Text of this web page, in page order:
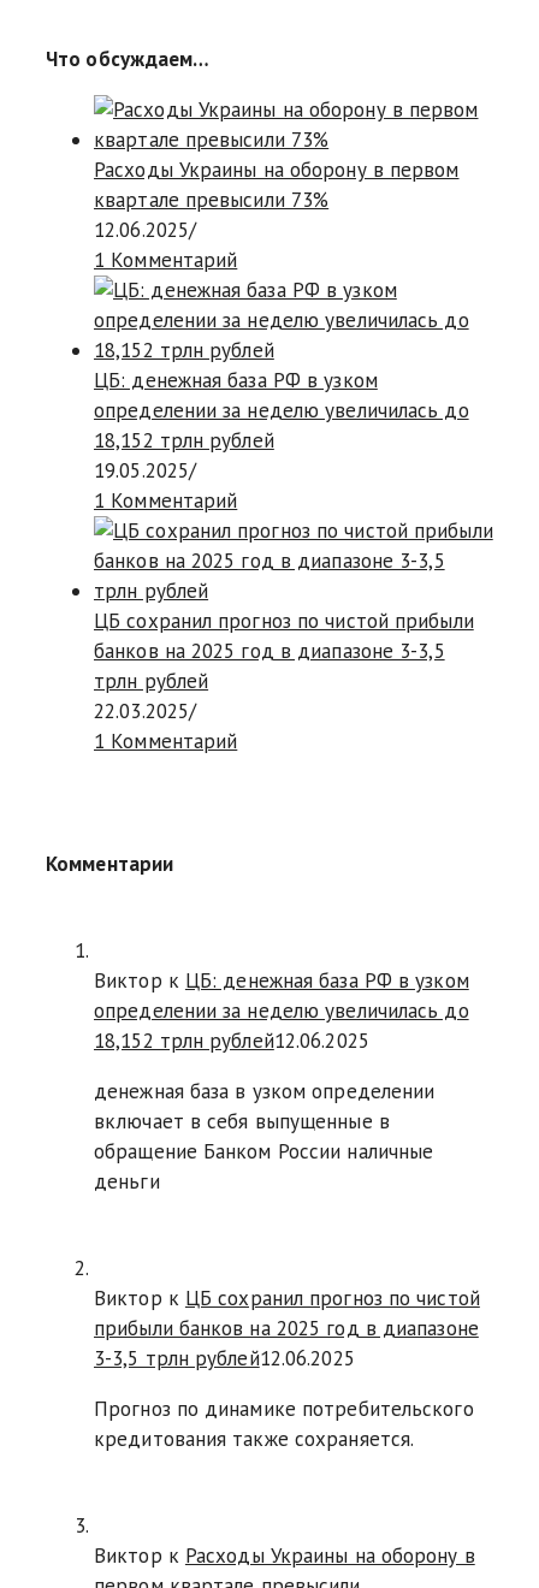
Что обсуждаем…
Расходы Украины на оборону в первом
квартале превысили 73%
12.06.2025/
1 Комментарий
ЦБ: денежная база РФ в узком
определении за неделю увеличилась до
18,152 трлн рублей
19.05.2025/
1 Комментарий
ЦБ сохранил прогноз по чистой прибыли
банков на 2025 год в диапазоне 3-3,5
трлн рублей
22.03.2025/
1 Комментарий
Комментарии
Виктор к ЦБ: денежная база РФ в узком
определении за неделю увеличилась до
18,152 трлн рублей12.06.2025
денежная база в узком определении
включает в себя выпущенные в
обращение Банком России наличные
деньги
Виктор к ЦБ сохранил прогноз по чистой
прибыли банков на 2025 год в диапазоне
3-3,5 трлн рублей12.06.2025
Прогноз по динамике потребительского
кредитования также сохраняется.
Виктор к Расходы Украины на оборону в